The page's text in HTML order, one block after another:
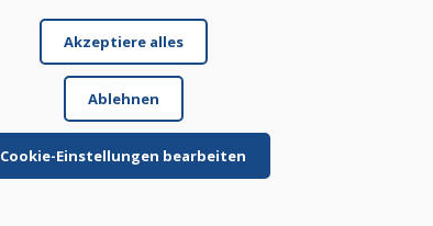
Akzeptiere alles
Ablehnen
Cookie-Einstellungen bearbeiten